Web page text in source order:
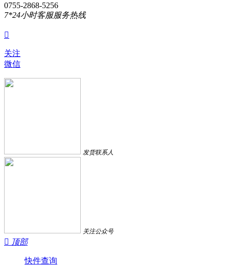
0755-2868-5256
7*24小时客服服务热线

关注
微信
发货联系人
关注公众号
 顶部
快件查询